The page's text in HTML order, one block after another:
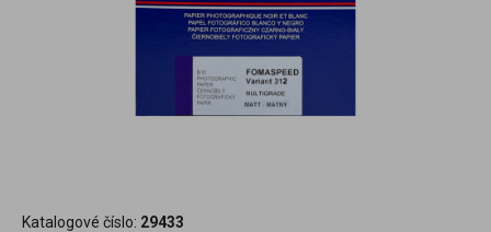
Katalogové číslo: 29433